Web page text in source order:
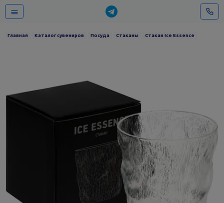
Главная Каталог сувениров Посуда Стаканы Стакан Ice Essence